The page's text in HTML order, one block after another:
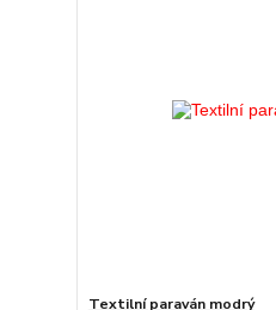
Textilní paraván modrý